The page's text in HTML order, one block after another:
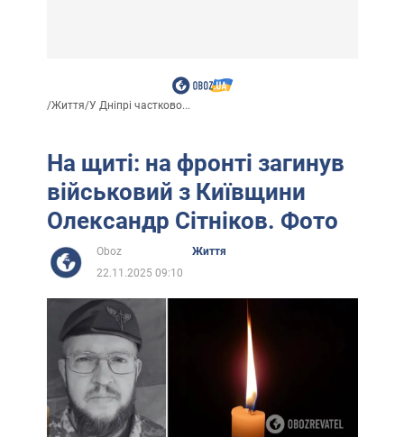
/Життя/У Дніпрі частково...
На щиті: на фронті загинув
військовий з Київщини
Олександр Сітніков. Фото
Oboz
Життя
22.11.2025 09:10